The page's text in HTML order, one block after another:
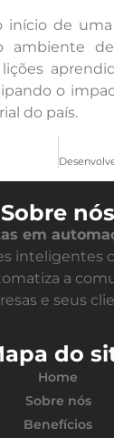
início de
ambiente
o
do país.
Sobre nós
em
inteligentes
a
e seus
do
Home
Sobre nós
Benefícios